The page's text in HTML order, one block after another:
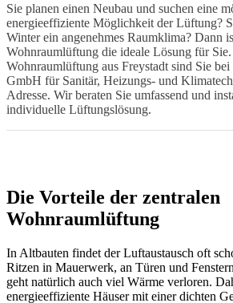
Sie planen einen Neubau und suchen eine
energieeffiziente Möglichkeit der Lüftung?
Winter ein angenehmes Raumklima? Dann
Wohnraumlüftung die ideale Lösung für
Wohnraumlüftung aus Freystadt sind Sie
GmbH für Sanitär, Heizungs- und
Adresse. Wir beraten Sie umfassend und
individuelle Lüftungslösung.
Die Vorteile der zentralen
Wohnraumlüftung
In Altbauten findet der Luftaustausch oft
Ritzen in Mauerwerk, an Türen und
geht natürlich auch viel Wärme verloren.
energieeffiziente Häuser mit einer dichten